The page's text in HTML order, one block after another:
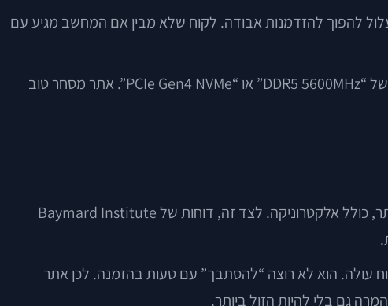
להפוך להזדמנות אבודה. לקוח שלא מבין אם המחשב מגיע עם
הנטייה של עסקים רבים היא להעתיק תיאורי יצרן או להזין נתונים חלקיים. זו טעות נפוצה. לא כל לקוח מבין מה המשמעות של “DDR5 5600MHz” או “PCIe Gen4 NVMe”. אתר מסחר טוב
לפי דוחות שנתיים של Shopify, Adobe ו-Statista, צרכנים ממשיכים לעבור לרכישה דיגיטלית גם בקטגוריות מורכבות יותר, כולל אלקטרוניקה. לצד זה, דוחות של Baymard Institute
עולה. הוא לא רוצה “להסתבך” עם טעות בהזמנה. לכן אתר
גם בלי להיות הזול ביותר.